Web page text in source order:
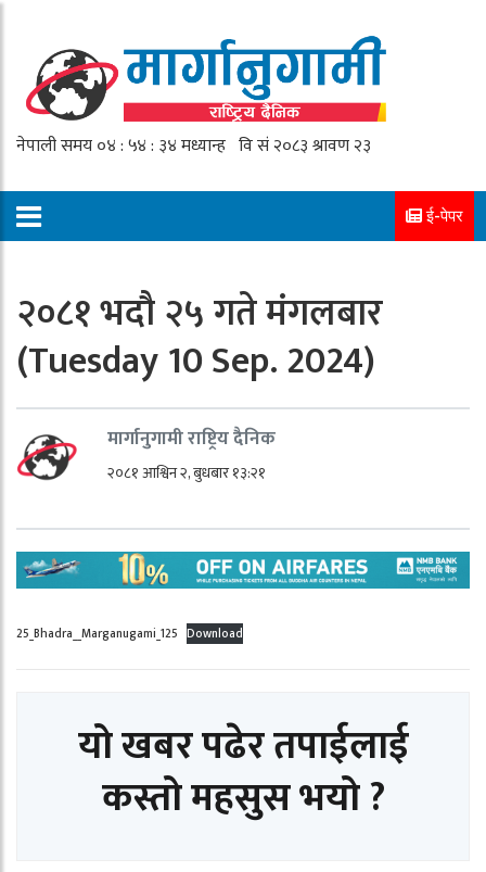
ई-पेपर
२०८१ भदौ २५ गते मंगलबार
(Tuesday 10 Sep. 2024)
मार्गानुगामी राष्ट्रिय दैनिक
२०८१ आश्विन २, बुधबार १३:२१
25_Bhadra__Marganugami_125 Download
यो खबर पढेर तपाईलाई
कस्तो महसुस भयो ?